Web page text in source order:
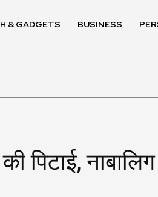
& GADGETS BUSINESS
पिटाई, नाबालिग